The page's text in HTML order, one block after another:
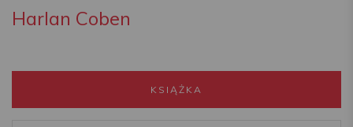
Harlan Coben
KSIĄŻKA